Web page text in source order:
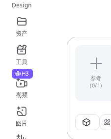
Design
资产
工具
视频
H3
图片
参考
(0/1)